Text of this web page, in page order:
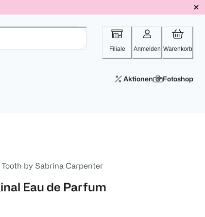
Filiale Anmelden Warenkorb
Aktionen Fotoshop
Tooth by Sabrina Carpenter
Eau de Parfum